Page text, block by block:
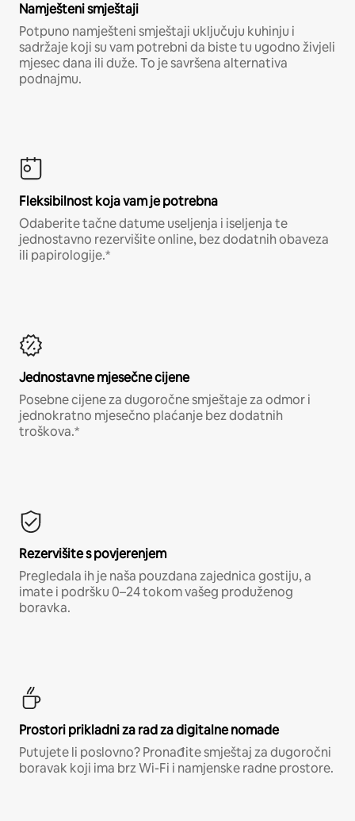
Namješteni smještaji
Potpuno namješteni smještaji uključuju kuhinju i
sadržaje koji su vam potrebni da biste tu ugodno živjeli
mjesec dana ili duže. To je savršena alternativa
podnajmu.
Fleksibilnost koja vam je potrebna
Odaberite tačne datume useljenja i iseljenja te
jednostavno rezervišite online, bez dodatnih obaveza
ili papirologije.*
Jednostavne mjesečne cijene
Posebne cijene za dugoročne smještaje za odmor i
jednokratno mjesečno plaćanje bez dodatnih
troškova.*
Rezervišite s povjerenjem
Pregledala ih je naša pouzdana zajednica gostiju, a
imate i podršku 0–24 tokom vašeg produženog
boravka.
Prostori prikladni za rad za digitalne nomade
Putujete li poslovno? Pronađite smještaj za dugoročni
boravak koji ima brz Wi-Fi i namjenske radne prostore.